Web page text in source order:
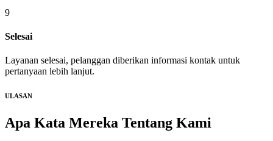
9
Selesai
Layanan selesai, pelanggan diberikan informasi kontak untuk
pertanyaan lebih lanjut.
ULASAN
Apa Kata Mereka Tentang Kami